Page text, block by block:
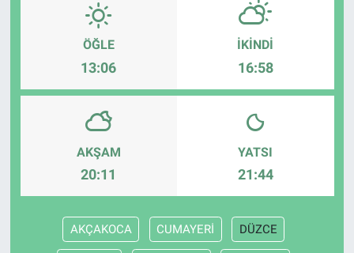
ÖĞLE
13:06
İKINDI
16:58
AKŞAM
20:11
YATSI
21:44
AKÇAKOCA CUMAYERİ DÜZCE